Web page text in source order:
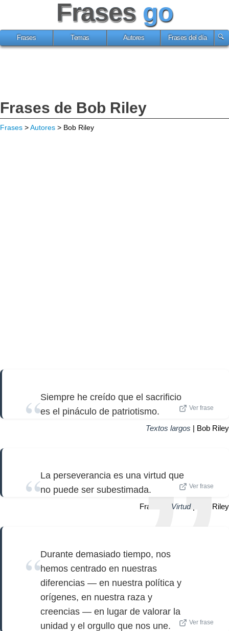
Frases go
Frases Temas Autores Frases del día
Frases de Bob Riley
Frases >Autores > Bob Riley
Siempre he creído que el sacrificio
es el pináculo de patriotismo.
Ver frase
Textos largos | Bob Riley
La perseverancia es una virtud que
no puede ser subestimada.
Ver frase
Frase de Virtud| Bob Riley
Durante demasiado tiempo, nos
hemos centrado en nuestras
diferencias — en nuestra política y
orígenes, en nuestra raza y
creencias — en lugar de valorar la
unidad y el orgullo que nos une.
Ver frase